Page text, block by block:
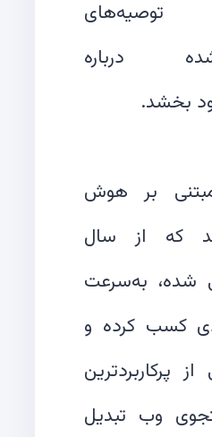
توصیه‌های
درباره
بر هوش
که از سال
شده، به‌سرعت
کسب کرده و
پرکاربردترین
وب تبدیل